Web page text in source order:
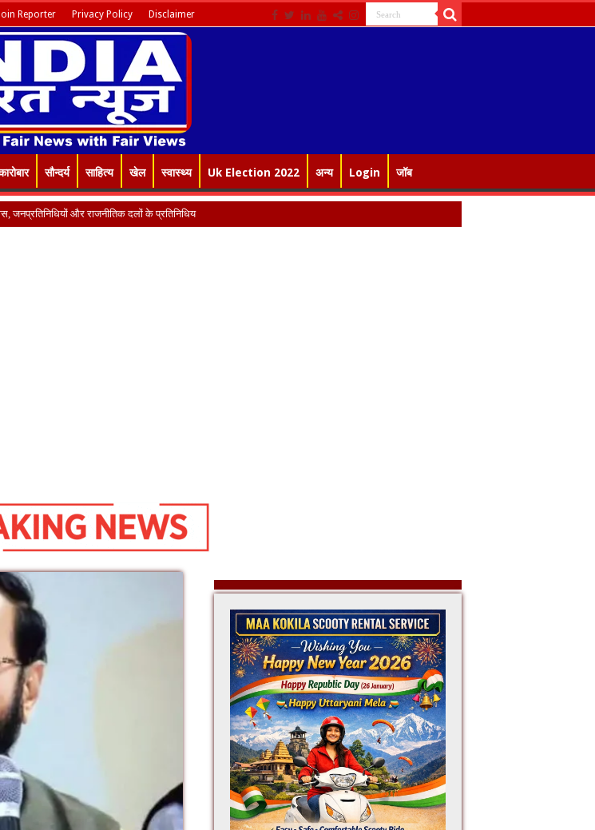
Join Reporter Privacy Policy Disclaimer
सौन्दर्य साहित्य खेल स्वास्थ्य Uk Election 2022 अन्य Login जॉब